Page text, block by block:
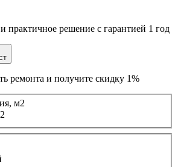
практичное решение с гарантией 1 год
ремонта и получите скидку 1%
м2